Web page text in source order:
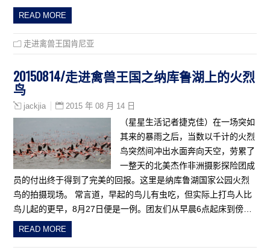
READ MORE
走进禽兽王国肯尼亚
20150814/走进禽兽王国之纳库鲁湖上的火烈
鸟
jackjia 2015 年 08 月 14 日
（星星生活记者捷克佳）在一场突如
其来的暴雨之后，当数以千计的火烈
鸟突然间冲出水面奔向天空，劳累了
一整天的北美杰作非洲摄影探险团成
员的付出终于得到了完美的回报。这里是纳库鲁湖国家公园火烈
鸟的拍摄现场。 常言道，早起的鸟儿有虫吃，但实际上打鸟人比
鸟儿起的更早，8月27日便是一例。团友们从早晨6点起床到傍…
READ MORE